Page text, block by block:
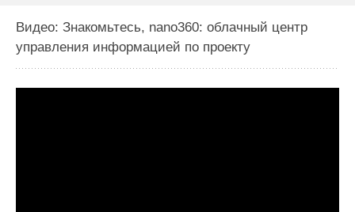
Видео: Знакомьтесь, nano360: облачный центр
управления информацией по проекту